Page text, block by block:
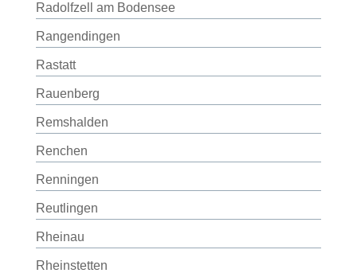
Radolfzell am Bodensee
Rangendingen
Rastatt
Rauenberg
Remshalden
Renchen
Renningen
Reutlingen
Rheinau
Rheinstetten